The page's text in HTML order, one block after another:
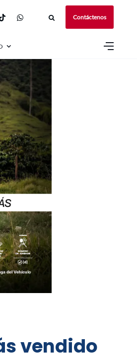
Contáctenos
vendido